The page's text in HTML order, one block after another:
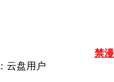
禁
云盘用户